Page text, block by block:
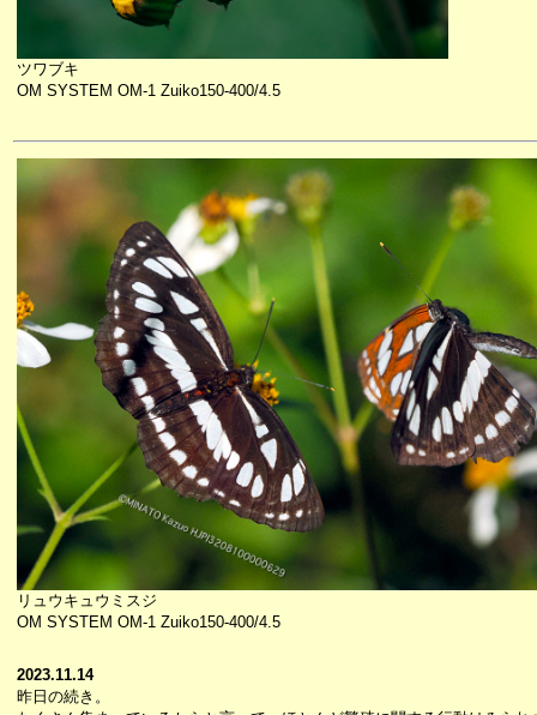
ツワブキ
OM SYSTEM OM-1 Zuiko150-400/4.5
リュウキュウミスジ
OM SYSTEM OM-1 Zuiko150-400/4.5
2023.11.14
昨日の続き。